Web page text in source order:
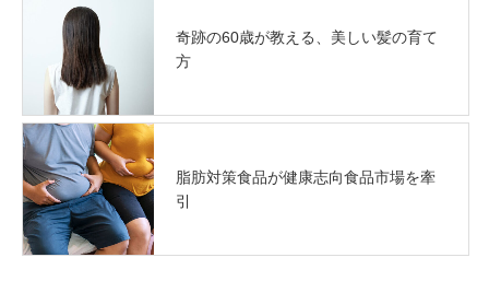
奇跡の60歳が教える、美しい髪の育て
方
脂肪対策食品が健康志向食品市場を牽
引